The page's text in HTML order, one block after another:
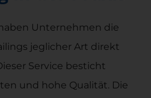
Unternehmen die
jeglicher Art direkt
Service besticht
und hohe Qualität. Die